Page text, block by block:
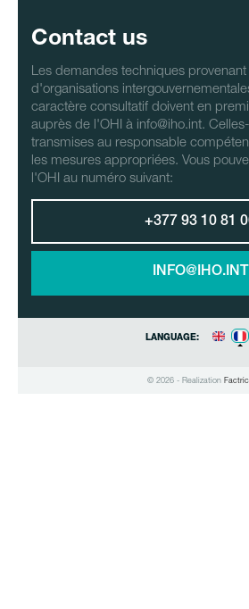
Contact us
Les demandes techniques
d'organisations
caractère consultatif doivent en
auprès de l'OHI à info@iho.int.
transmises au responsable
les mesures appropriées. Vous
l'OHI au numéro suivant:
+377 93 10 81
INFO@IHO.INT
LANGUAGE:
© 2026 - Realization